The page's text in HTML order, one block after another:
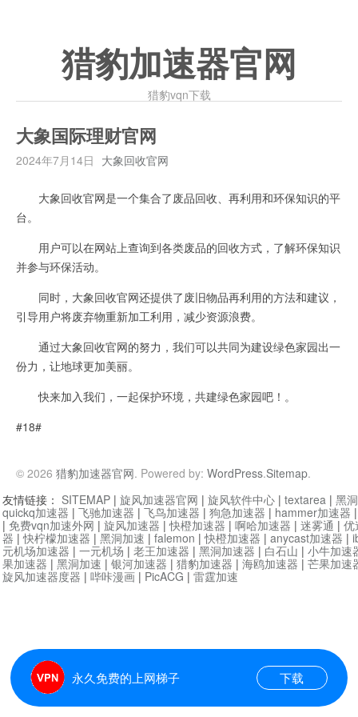
猎豹加速器官网
猎豹vqn下载
大象国际理财官网
2024年7月14日 大象回收官网
大象回收官网是一个集合了废品回收、再利用和环保知识的平
台。
用户可以在网站上查询到各类废品的回收方式，了解环保知识
并参与环保活动。
同时，大象回收官网还提供了废旧物品再利用的方法和建议，
引导用户将废弃物重新加工利用，减少资源浪费。
通过大象回收官网的努力，我们可以共同为建设绿色家园出一
份力，让地球更加美丽。
快来加入我们，一起保护环境，共建绿色家园吧！。
#18#
© 2026 猎豹加速器官网. Powered by: WordPress.Sitemap.
永久免费的上网梯子 下载
友情链接： SITEMAP | 旋风加速器官网 | 旋风软件中心 | textarea | 黑
quickq加速器 | 飞驰加速器 | 飞鸟加速器 | 狗急加速器 | hammer加速器
| 免费vqn加速外网 | 旋风加速器 |快橙加速器 | 啊哈加速器 | 迷雾通 | 优
器 |快柠檬加速器 | 黑洞加速 | falemon |快橙加速器 | anycast加速器 |
元机场加速器 | 一元机场 | 老王加速器 | 黑洞加速器 | 白石山 | 小牛加速
果加速器 | 黑洞加速 | 银河加速器 | 猎豹加速器 | 海鸥加速器 | 芒果加速
旋风加速器度器 | 哔咔漫画 | PicACG | 雷霆加速